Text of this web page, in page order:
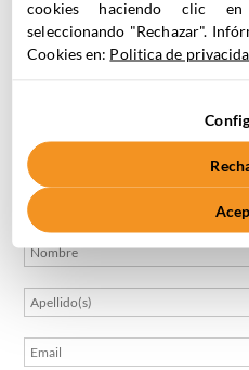
los usuarios que visitan tu
¡Esperamos que te sirva
cookies haciendo clic en
seleccionando "Rechazar".
Cookies en: Politica de